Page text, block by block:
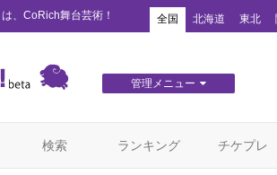
、CoRich舞台芸術！ 全国 北海道 東北
管理メニュー
検索 ランキング チケプレ